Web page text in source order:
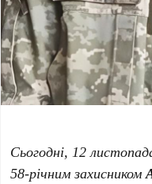
Сьогодні, 12
58-річним захисником